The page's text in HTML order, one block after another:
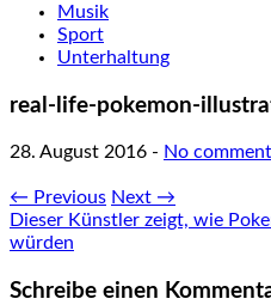
Musik
Sport
Unterhaltung
real-life-pokemon-
28. August 2016 - No
← Previous Next →
Dieser Künstler zeigt, wie
würden
Schreibe einen